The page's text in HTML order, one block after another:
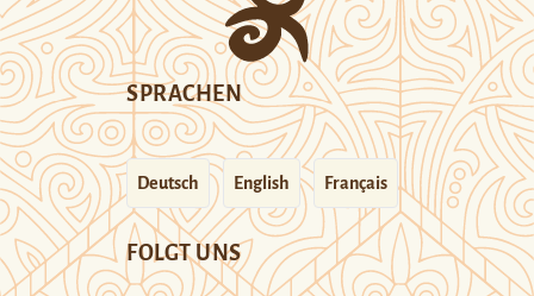
SPRACHEN
Deutsch English Français
FOLGT UNS